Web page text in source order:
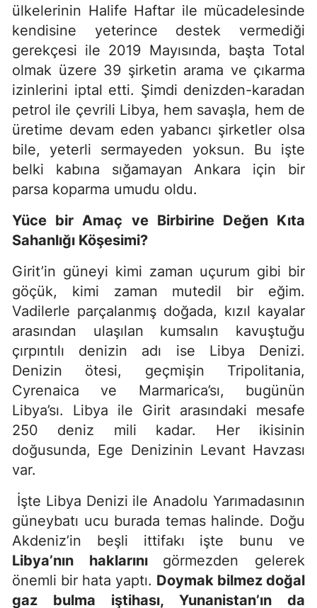
ülkelerinin Halife Haftar ile mücadelesinde
kendisine yeterince destek vermediği
gerekçesi ile 2019 Mayısında, başta Total
olmak üzere 39 şirketin arama ve çıkarma
izinlerini iptal etti. Şimdi denizden-karadan
petrol ile çevrili Libya, hem savaşla, hem de
üretime devam eden yabancı şirketler olsa
bile, yeterli sermayeden yoksun. Bu işte
belki kabına sığamayan Ankara için bir
parsa koparma umudu oldu.
Yüce bir Amaç ve Birbirine Değen Kıta
Sahanlığı Köşesimi?
Girit’in güneyi kimi zaman uçurum gibi bir
göçük, kimi zaman mutedil bir eğim.
Vadilerle parçalanmış doğada, kızıl kayalar
arasından ulaşılan kumsalın kavuştuğu
çırpıntılı denizin adı ise Libya Denizi.
Denizin ötesi, geçmişin Tripolitania,
Cyrenaica ve Marmarica’sı, bugünün
Libya’sı. Libya ile Girit arasındaki mesafe
250 deniz mili kadar. Her ikisinin
doğusunda, Ege Denizinin Levant Havzası
var.
İşte Libya Denizi ile Anadolu Yarımadasının
güneybatı ucu burada temas halinde. Doğu
Akdeniz’in beşli ittifakı işte bunu ve
Libya’nın haklarını görmezden gelerek
önemli bir hata yaptı. Doymak bilmez doğal
gaz bulma iştihası, Yunanistan’ın da